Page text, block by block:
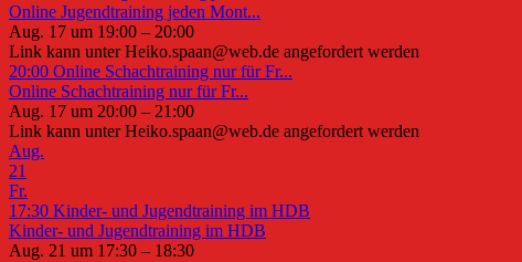
Online Jugendtraining jeden Mont...
Aug. 17 um 19:00 – 20:00
Link kann unter Heiko.spaan@web.de angefordert werden
20:00 Online Schachtraining nur für Fr...
Online Schachtraining nur für Fr...
Aug. 17 um 20:00 – 21:00
Link kann unter Heiko.spaan@web.de angefordert werden
Aug.
21
Fr.
17:30 Kinder- und Jugendtraining im HDB
Kinder- und Jugendtraining im HDB
Aug. 21 um 17:30 – 18:30